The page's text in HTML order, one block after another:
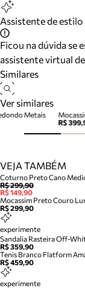
Assistente de estilo
Ficou na dúvida se
assistente virtual
Similares
Ver similares
R$
Metais
VEJA TAMBÉM
Coturno Preto Cano
R$ 299,90
R$ 149,90
Mocassim Preto Couro
R$ 299,90
experimente
Sandalia Rasteira Off-
R$ 359,90
Tenis Branco Flatform
R$ 459,90
experimente